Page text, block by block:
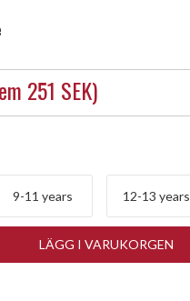
251 SEK)
9-11 years 12-13 years
LÄGG I VARUKORGEN